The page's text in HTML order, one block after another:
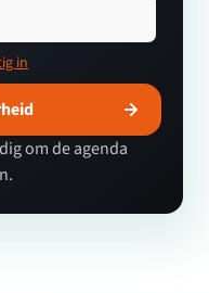
in
om de agenda